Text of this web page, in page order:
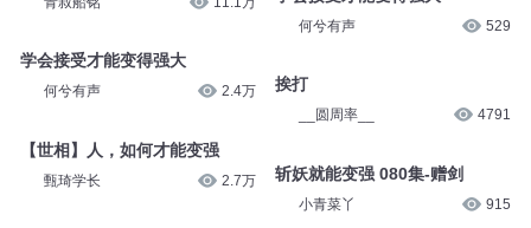
学会接受才能变得强大
何兮有声 2.4万
【世相】人，如何才能变强
甄琦学长 2.7万
何兮有声 529
挨打
__圆周率__ 4791
斩妖就能变强 080集-赠剑
小青菜丫 915